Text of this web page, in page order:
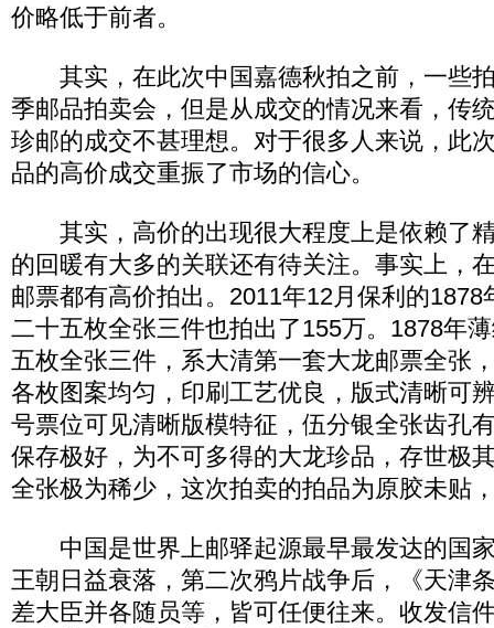
价略低于前者。
其实，在此次中国嘉德秋拍之前，一些
季邮品拍卖会，但是从成交的情况来看，传
珍邮的成交不甚理想。对于很多人来说，此
品的高价成交重振了市场的信心。
其实，高价的出现很大程度上是依赖了
的回暖有大多的关联还有待关注。事实上，
邮票都有高价拍出。2011年12月保利的1878
二十五枚全张三件也拍出了155万。1878年
五枚全张三件，系大清第一套大龙邮票全张
各枚图案均匀，印刷工艺优良，版式清晰可
号票位可见清晰版模特征，伍分银全张齿孔
保存极好，为不可多得的大龙珍品，存世极
全张极为稀少，这次拍卖的拍品为原胶未贴
中国是世界上邮驿起源最早最发达的国
王朝日益衰落，第二次鸦片战争后，《天津
差大臣并各随员等，皆可任便往来。收发信